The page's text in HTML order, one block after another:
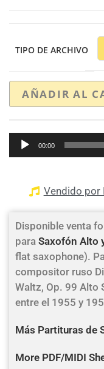
TIPO DE ARCHIVO
AÑADIR AL
Reproductor
de
00:00
Vendido por
Disponible venta
para Saxofón Alto
flat saxophone).
compositor ruso
Waltz, Op. 99 Alto
entre el 1955 y
Más Partituras de
More PDF/MIDI